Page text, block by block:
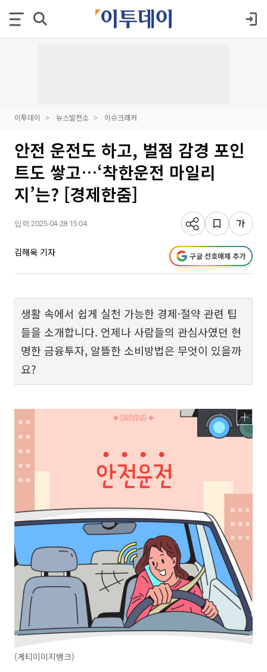
이투데이 뉴스발전소 이슈크래커
안전 운전도 하고, 벌점 감경 포인
트도 쌓고…‘착한운전 마일리
지’는? [경제한줌]
입력 2025-04-28 15:04
김해욱 기자 구글 선호매체 추가
생활 속에서 쉽게 실천 가능한 경제·절약 관련 팁
들을 소개합니다. 언제나 사람들의 관심사였던 현
명한 금융투자, 알뜰한 소비방법은 무엇이 있을까
요?
(게티이미지뱅크)